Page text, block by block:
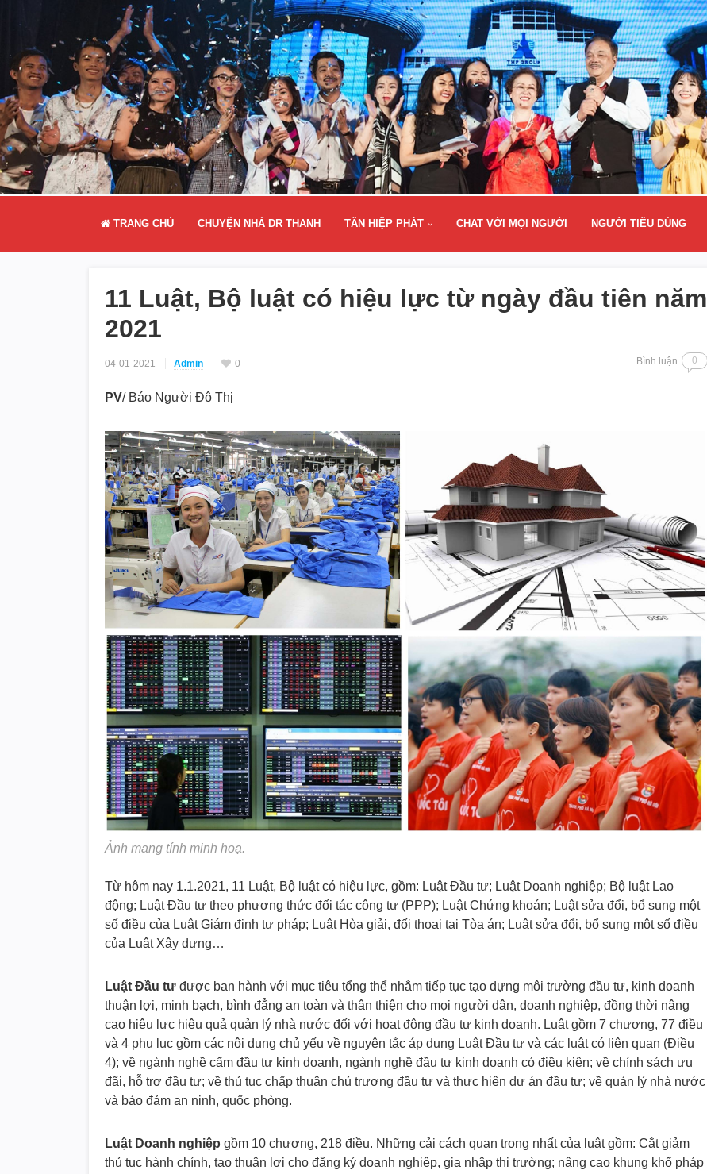
TRANG CHỦ CHUYỆN NHÀ DR THANH TÂN HIỆP PHÁT CHAT VỚI MỌI NGƯỜI NGƯỜI TIÊU DÙNG
11 Luật, Bộ luật có hiệu lực từ ngày đầu tiên năm
2021
04-01-2021 Admin 0 Bình luận 0
PV/ Báo Người Đô Thị
Ảnh mang tính minh hoạ.
Từ hôm nay 1.1.2021, 11 Luật, Bộ luật có hiệu lực, gồm: Luật Đầu tư; Luật Doanh nghiệp; Bộ luật Lao
động; Luật Đầu tư theo phương thức đối tác công tư (PPP); Luật Chứng khoán; Luật sửa đổi, bổ sung một
số điều của Luật Giám định tư pháp; Luật Hòa giải, đối thoại tại Tòa án; Luật sửa đổi, bổ sung một số điều
của Luật Xây dựng…
Luật Đầu tư được ban hành với mục tiêu tổng thể nhằm tiếp tục tạo dựng môi trường đầu tư, kinh doanh
thuận lợi, minh bạch, bình đẳng an toàn và thân thiện cho mọi người dân, doanh nghiệp, đồng thời nâng
cao hiệu lực hiệu quả quản lý nhà nước đối với hoạt động đầu tư kinh doanh. Luật gồm 7 chương, 77 điều
và 4 phụ lục gồm các nội dung chủ yếu về nguyên tắc áp dụng Luật Đầu tư và các luật có liên quan (Điều
4); về ngành nghề cấm đầu tư kinh doanh, ngành nghề đầu tư kinh doanh có điều kiện; về chính sách ưu
đãi, hỗ trợ đầu tư; về thủ tục chấp thuận chủ trương đầu tư và thực hiện dự án đầu tư; về quản lý nhà nước
và bảo đảm an ninh, quốc phòng.
Luật Doanh nghiệp gồm 10 chương, 218 điều. Những cải cách quan trọng nhất của luật gồm: Cắt giảm
thủ tục hành chính, tạo thuận lợi cho đăng ký doanh nghiệp, gia nhập thị trường; nâng cao khung khổ pháp